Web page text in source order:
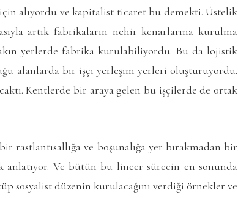
alıyordu ve kapitalist ticaret bu demekti. Üstelik
artık fabrikaların nehir kenarlarına kurulma
yerlerde fabrika kurulabiliyordu. Bu da lojistik
alanlarda bir işçi yerleşim yerleri oluşturuyordu.
Kentlerde bir araya gelen bu işçilerde de ortak
ve boşunalığa yer bırakmadan bir
anlatıyor. Ve bütün bu lineer sürecin en sonunda
sosyalist düzenin kurulacağını verdiği örnekler ve